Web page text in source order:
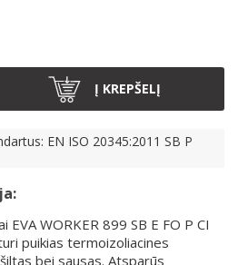
Į KREPŠELĮ
EN ISO 20345:2011 SB P
WORKER 899 SB E FO P CI
puikias termoizoliacines
bei sausas. Atsparūs